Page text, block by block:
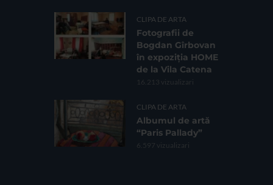
CLIPA DE ARTA
Fotografii de
Bogdan Gîrbovan
în expoziția HOME
de la Vila Catena
16.213 vizualizari
CLIPA DE ARTA
Albumul de artă
“Paris Pallady”
6.597 vizualizari